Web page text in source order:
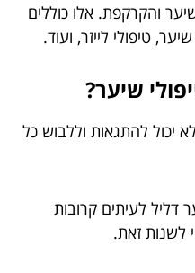
והקרקפת. אלו כוללים
טיפולי לייזר, ועוד.
שיער?
יכול להתגאות וללבוש כל
דליל לעיתים קרובות
לשנות זאת.